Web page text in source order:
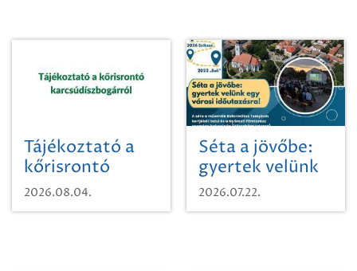
Tájékoztató a
kőrisrontó
karcsúdíszbogárról
2026.08.04.
Séta a jövőbe:
gyertek velünk
egy városi
időutazásra!
2026.07.22.